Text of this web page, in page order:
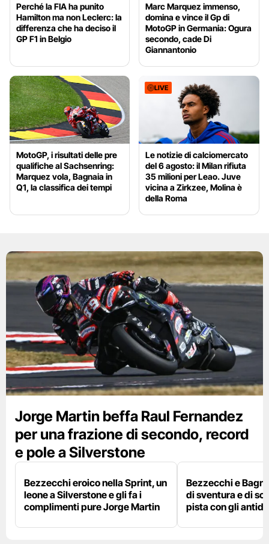
Perché la FIA ha punito
Hamilton ma non Leclerc: la
differenza che ha deciso il
GP F1 in Belgio
Marc Marquez immenso,
domina e vince il Gp di
MotoGP in Germania: Ogura
secondo, cade Di
Giannantonio
MotoGP, i risultati delle pre
qualifiche al Sachsenring:
Marquez vola, Bagnaia in
Q1, la classifica dei tempi
LIVE
Le notizie di calciomercato
del 6 agosto: il Milan rifiuta
35 milioni per Leao. Juve
vicina a Zirkzee, Molina è
della Roma
Jorge Martin beffa Raul Fernandez
per una frazione di secondo, record
e pole a Silverstone
Bezzecchi eroico nella Sprint, un
leone a Silverstone e gli fa i
complimenti pure Jorge Martin
Bezzecchi e
di sventura e di
pista con gli